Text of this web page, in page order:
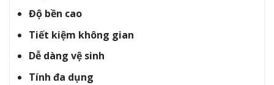
Độ bền cao
Tiết kiệm không gian
Dễ dàng vệ sinh
Tính đa dụng